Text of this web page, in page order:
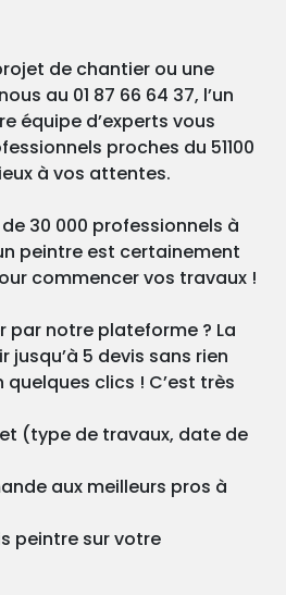
de chantier ou une
au 01 87 66 64 37, l’un
équipe d’experts vous
proches du 51100
à vos attentes.
30 000 professionnels à
peintre est certainement
commencer vos travaux !
par notre plateforme ? La
5 devis sans rien
clics ! C’est très
(type de travaux, date de
aux meilleurs pros à
peintre sur votre